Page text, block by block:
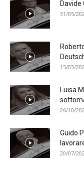
31/05/
15/03/
Luisa
26/10/
Guido
20/07/